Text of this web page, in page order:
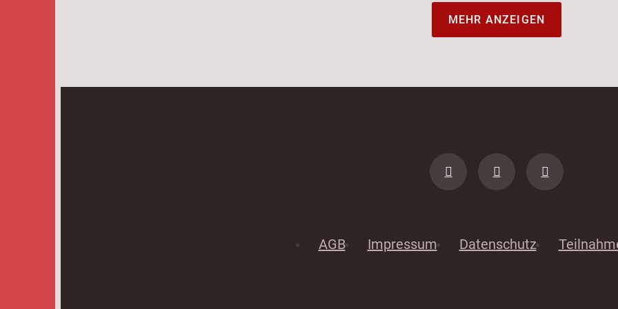
MEHR ANZEIGEN
AGB Impressum Datenschutz